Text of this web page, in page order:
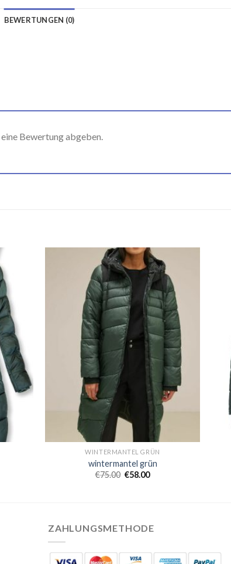
BEWERTUNGEN (0)
Bewertung abgeben.
WINTERMANTEL GRÜN
wintermantel grün
€75.00 €58.00
ZAHLUNGSMETHODE